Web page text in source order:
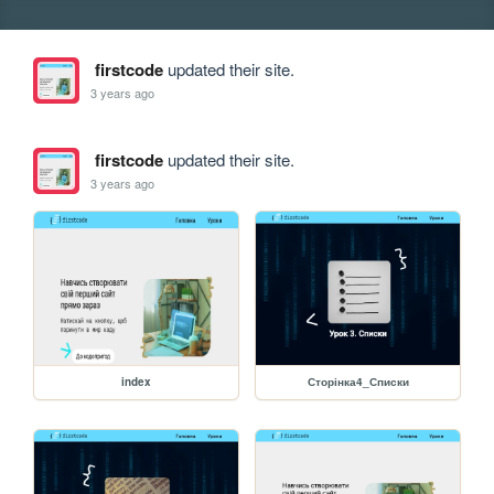
firstcodeupdated their site.
3 years ago
firstcodeupdated their site.
3 years ago
index Сторінка4_Списки